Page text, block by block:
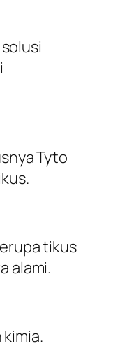
Tyto
tikus
alami.